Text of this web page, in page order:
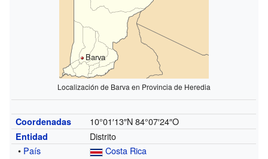
Barva
Localización de Barva en Provincia de Heredia
Coordenadas 10°01′13″N 84°07′24″O
Entidad
Distrito
• País
Costa Rica